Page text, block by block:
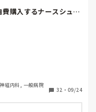
購入するナースシュー
使用してる靴)っていく
ー」。
超えたくない思いがあ
経内科, 一般病院
32 ・ 09/24